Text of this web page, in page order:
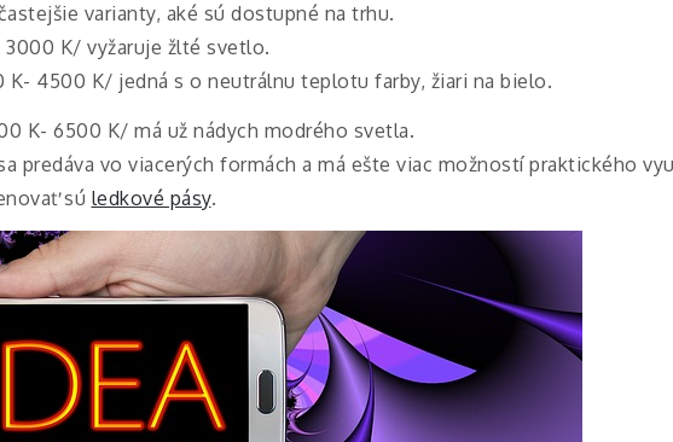
varianty, aké sú dostupné na trhu.
K/ vyžaruje žlté svetlo.
K- 4500 K/ jedná s o neutrálnu teplotu farby, žiari na bielo.
K- 6500 K/ má už nádych modrého svetla.
predáva vo viacerých formách a má ešte viac možností praktického
sú ledkové pásy.